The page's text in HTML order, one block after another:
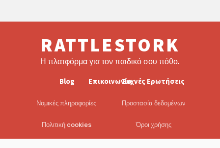
RATTLESTORK
Η πλατφόρμα για τον παιδικό σου πόθο.
Blog ΕπικοινωνίαΣυχνές Ερωτήσεις
Νομικές πληροφορίες Προστασία δεδομένων
Πολιτική cookies Όροι χρήσης